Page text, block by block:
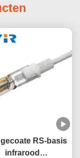
RS-basis
infrarood